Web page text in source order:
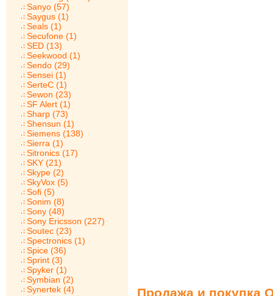
Sanyo (57)
Saygus (1)
Seals (1)
Secufone (1)
SED (13)
Seekwood (1)
Sendo (29)
Sensei (1)
SerteC (1)
Sewon (23)
SF Alert (1)
Sharp (73)
Shensun (1)
Siemens (138)
Sierra (1)
Sitronics (17)
SKY (21)
Skype (2)
SkyVox (5)
Sofi (5)
Sonim (8)
Sony (48)
Sony Ericsson (227)
Soutec (23)
Spectronics (1)
Spice (36)
Sprint (3)
Spyker (1)
Symbian (2)
Synertek (4)
Продажа и покупка